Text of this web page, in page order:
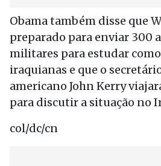
Obama também disse que
preparado para enviar 300
militares para estudar
iraquianas e que o
americano John Kerry
para discutir a situação no
col/dc/cn